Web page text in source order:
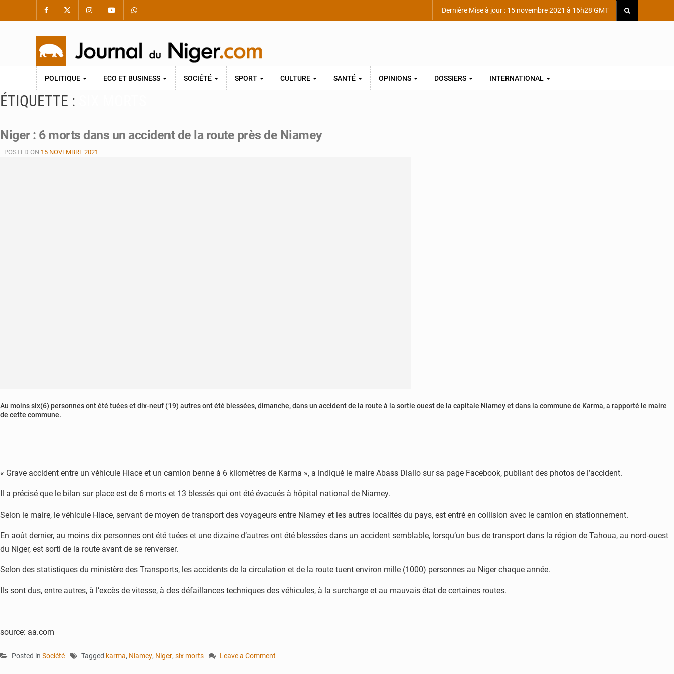
Dernière Mise à jour : 15 novembre 2021 à 16h28 GMT
POLITIQUE ECO ET BUSINESS SOCIÉTÉ SPORT CULTURE SANTÉ OPINIONS DOSSIERS INTERNATIONAL
ÉTIQUETTE :
Niger : 6 morts dans un accident de la route près de Niamey
POSTED ON 15 NOVEMBRE 2021
Au moins six(6) personnes ont été tuées et dix-neuf (19) autres ont été blessées, dimanche, dans un accident de la route à la sortie ouest de la capitale Niamey et dans la commune de Karma, a rapporté le maire
de cette commune.
« Grave accident entre un véhicule Hiace et un camion benne à 6 kilomètres de Karma », a indiqué le maire Abass Diallo sur sa page Facebook, publiant des photos de l’accident.
Il a précisé que le bilan sur place est de 6 morts et 13 blessés qui ont été évacués à hôpital national de Niamey.
Selon le maire, le véhicule Hiace, servant de moyen de transport des voyageurs entre Niamey et les autres localités du pays, est entré en collision avec le camion en stationnement.
En août dernier, au moins dix personnes ont été tuées et une dizaine d’autres ont été blessées dans un accident semblable, lorsqu’un bus de transport dans la région de Tahoua, au nord-ouest
du Niger, est sorti de la route avant de se renverser.
Selon des statistiques du ministère des Transports, les accidents de la circulation et de la route tuent environ mille (1000) personnes au Niger chaque année.
Ils sont dus, entre autres, à l’excès de vitesse, à des défaillances techniques des véhicules, à la surcharge et au mauvais état de certaines routes.
source: aa.com
Posted in Société Tagged karma, Niamey, Niger, six morts
Leave a Comment